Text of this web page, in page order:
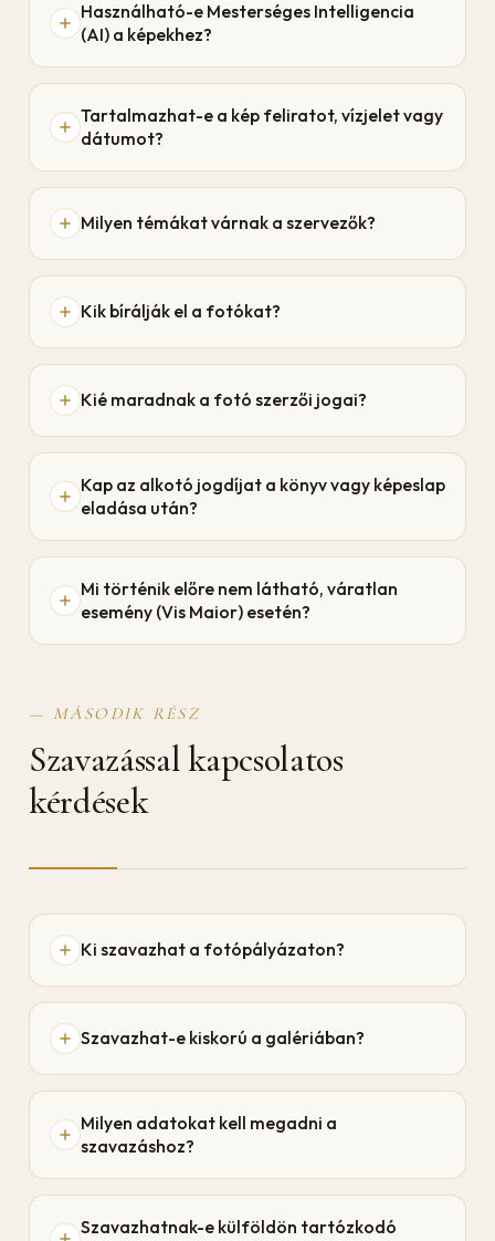
Használható-e Mesterséges Intelligencia
(AI) a képekhez?
Tartalmazhat-e a kép feliratot, vízjelet vagy
dátumot?
Milyen témákat várnak a szervezők?
Kik bírálják el a fotókat?
Kié maradnak a fotó szerzői jogai?
Kap az alkotó jogdíjat a könyv vagy képeslap
eladása után?
Mi történik előre nem látható, váratlan
esemény (Vis Maior) esetén?
— MÁSODIK RÉSZ
Szavazással kapcsolatos
kérdések
Ki szavazhat a fotópályázaton?
Szavazhat-e kiskorú a galériában?
Milyen adatokat kell megadni a
szavazáshoz?
Szavazhatnak-e külföldön tartózkodó